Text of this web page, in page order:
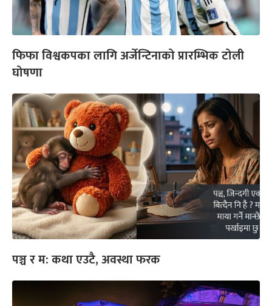
फिफा विश्वकपका लागि अर्जेन्टिनाको प्रारम्भिक टोली
घोषणा
पञ्च र म: कथा एउटै, अवस्था फरक